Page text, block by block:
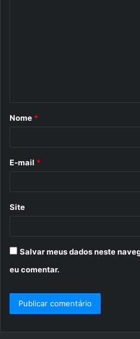
r
Nome *
E-mail *
Site
Salvar meus dados neste
eu comentar.